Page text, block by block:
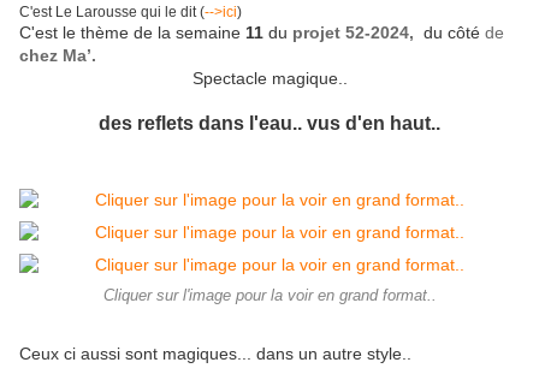
C'est Le Larousse qui le dit (-->ici)
C'est le thème de la semaine 11 du projet 52-2024, du côté de
chez Ma’.
Spectacle magique..
des reflets dans l'eau.. vus d'en haut..
Cliquer sur l'image pour la voir en grand format..
Ceux ci aussi sont magiques... dans un autre style..